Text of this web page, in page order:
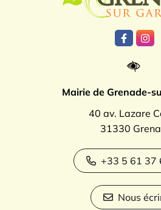
Lien
Mairie de Grenade-
40 av. Lazare
31330
+33 5 61 37
Nous